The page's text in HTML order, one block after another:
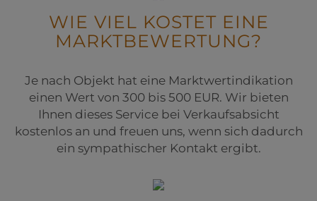
WIE VIEL KOSTET EINE
MARKTBEWERTUNG?
Je nach Objekt hat eine Marktwertindikation
einen Wert von 300 bis 500 EUR. Wir bieten
Ihnen dieses Service bei Verkaufsabsicht
kostenlos an und freuen uns, wenn sich dadurch
ein sympathischer Kontakt ergibt.